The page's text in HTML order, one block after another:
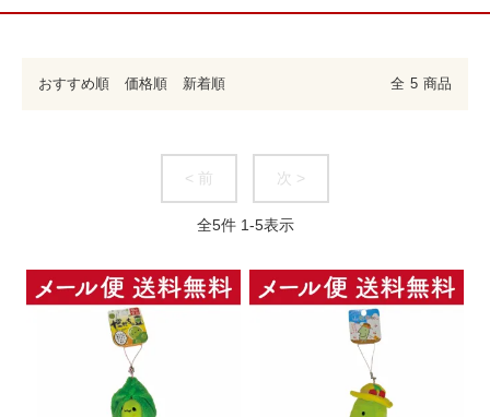
おすすめ順 価格順 新着順 全 5 商品
< 前 次 >
全5件 1-5表示